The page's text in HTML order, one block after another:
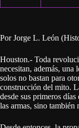
Por Jorge L. León
Houston.- Toda
necesitan, además, una
solos no bastan para
construcción del mito.
desde sus primeros
las armas, sino